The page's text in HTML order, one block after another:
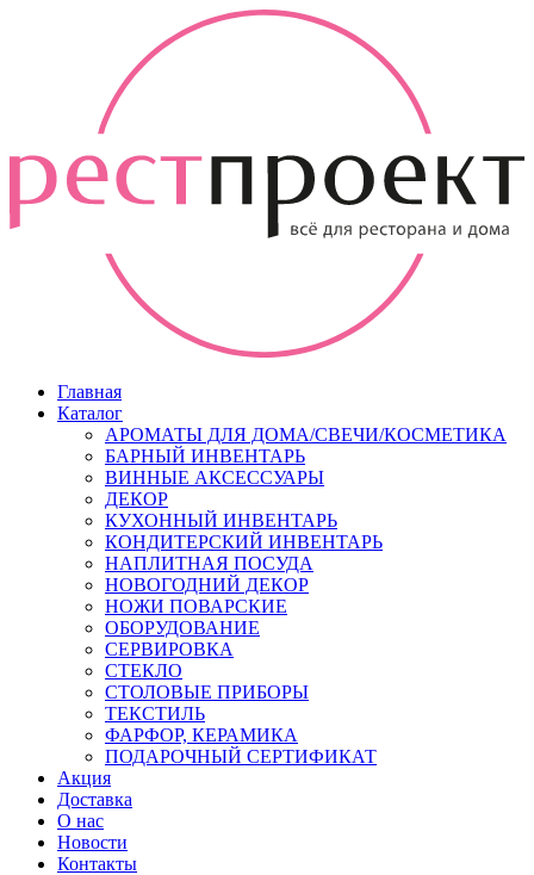
Главная
Каталог
АРОМАТЫ ДЛЯ ДОМА/СВЕЧИ/КОСМЕТИКА
БАРНЫЙ ИНВЕНТАРЬ
ВИННЫЕ АКСЕССУАРЫ
ДЕКОР
КУХОННЫЙ ИНВЕНТАРЬ
КОНДИТЕРСКИЙ ИНВЕНТАРЬ
НАПЛИТНАЯ ПОСУДА
НОВОГОДНИЙ ДЕКОР
НОЖИ ПОВАРСКИЕ
ОБОРУДОВАНИЕ
СЕРВИРОВКА
СТЕКЛО
СТОЛОВЫЕ ПРИБОРЫ
ТЕКСТИЛЬ
ФАРФОР, КЕРАМИКА
ПОДАРОЧНЫЙ СЕРТИФИКАТ
Акция
Доставка
О нас
Новости
Контакты